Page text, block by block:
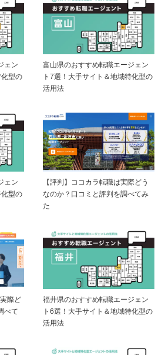
ェン
化型の
富山県のおすすめ転職エージェン
ト7選！大手サイト＆地域特化型の
活用法
ェン
化型の
【評判】ココカラ転職は実際どう
なのか？口コミと評判を調べてみ
た
際ど
べて
福井県のおすすめ転職エージェン
ト6選！大手サイト＆地域特化型の
活用法